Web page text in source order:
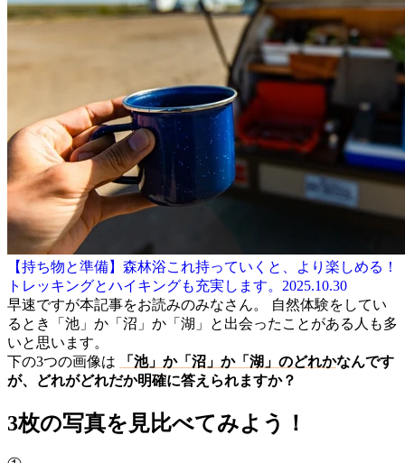
【持ち物と準備】森林浴これ持っていくと、より楽しめる！
トレッキングとハイキングも充実します。 2025.10.30
早速ですが本記事をお読みのみなさん。 自然体験をしてい
るとき「池」か「沼」か「湖」と出会ったことがある人も多
いと思います。
下の3つの画像は
「池」か「沼」か「湖」のどれかなんです
が、どれがどれだか明確に答えられますか？
3枚の写真を見比べてみよう！